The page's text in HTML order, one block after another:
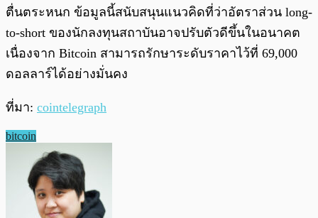
ตื่นตระหนก ข้อมูลนี้สนับสนุนแนวคิดที่ว่าอัตราส่วน long-
to-short ของนักลงทุนสถาบันอาจปรับตัวดีขึ้นในอนาคต
เนื่องจาก Bitcoin สามารถรักษาระดับราคาไว้ที่ 69,000
ดอลลาร์ได้อย่างมั่นคง
ที่มา: cointelegraph
bitcoin